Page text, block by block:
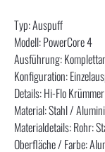
Typ: Auspuff
Modell: PowerCore 4
Ausführung:
Konfiguration:
Details: Hi-Flo
Material: Stahl /
Materialdetails: Rohr:
Oberfläche / Farbe: